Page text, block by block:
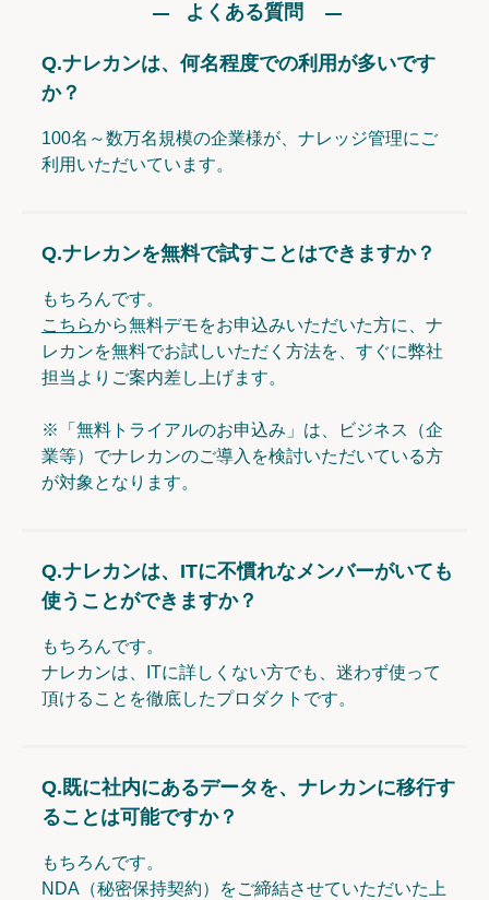
よくある質問
Q.ナレカンは、何名程度での利用が多いです
か？
100名～数万名規模の企業様が、ナレッジ管理にご
利用いただいています。
Q.ナレカンを無料で試すことはできますか？
もちろんです。
こちらから無料デモをお申込みいただいた方に、ナ
レカンを無料でお試しいただく方法を、すぐに弊社
担当よりご案内差し上げます。
※「無料トライアルのお申込み」は、ビジネス（企
業等）でナレカンのご導入を検討いただいている方
が対象となります。
Q.ナレカンは、ITに不慣れなメンバーがいても
使うことができますか？
もちろんです。
ナレカンは、ITに詳しくない方でも、迷わず使って
頂けることを徹底したプロダクトです。
Q.既に社内にあるデータを、ナレカンに移行す
ることは可能ですか？
もちろんです。
NDA（秘密保持契約）をご締結させていただいた上